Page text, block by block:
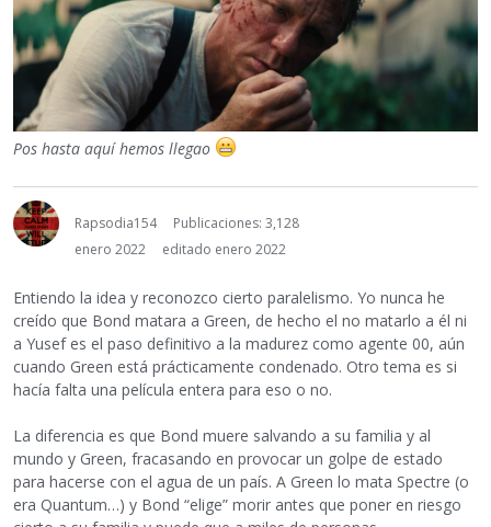
Pos hasta aquí hemos llegao
Rapsodia154
Publicaciones: 3,128
enero 2022
editado enero 2022
Entiendo la idea y reconozco cierto paralelismo. Yo nunca he
creído que Bond matara a Green, de hecho el no matarlo a él ni
a Yusef es el paso definitivo a la madurez como agente 00, aún
cuando Green está prácticamente condenado. Otro tema es si
hacía falta una película entera para eso o no.
La diferencia es que Bond muere salvando a su familia y al
mundo y Green, fracasando en provocar un golpe de estado
para hacerse con el agua de un país. A Green lo mata Spectre (o
era Quantum…) y Bond “elige” morir antes que poner en riesgo